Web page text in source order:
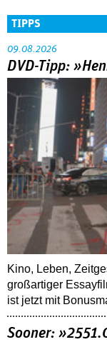
TIPPS
09.08.2026
DVD-Tipp:
Kino, Leben,
großartiger
ist jetzt mit
Sooner: